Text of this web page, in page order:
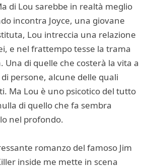
di Lou sarebbe in realtà meglio
incontra Joyce, una giovane
Lou intreccia una relazione
e nel frattempo tesse la trama
Una di quelle che costerà la vita a
persone, alcune delle quali
Ma Lou è uno psicotico del tutto
di quello che fa sembra
nel profondo.
romanzo del famoso Jim
inside me mette in scena